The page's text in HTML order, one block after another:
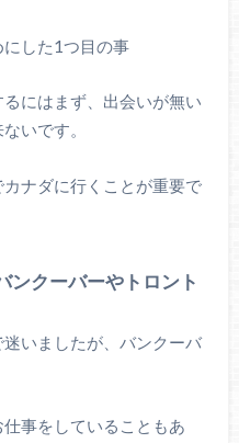
した1つ目の事
にはまず、出会いが無い
いです。
ナダに行くことが重要で
ンクーバーやトロント
いましたが、バンクーバ
事をしていることもあ